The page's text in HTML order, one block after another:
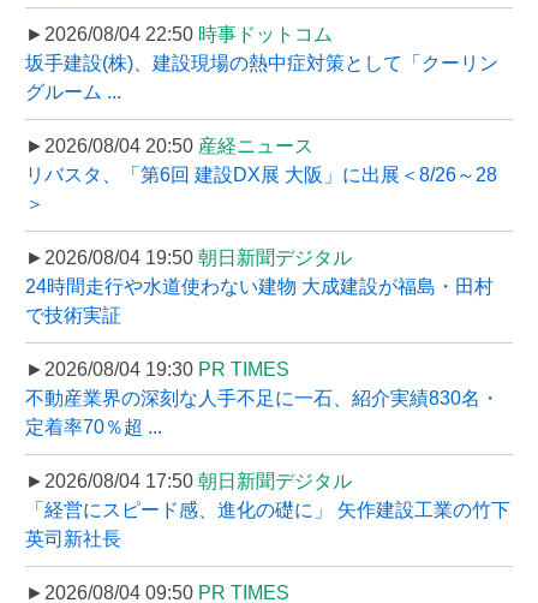
►2026/08/04 22:50 時事ドットコム
坂手建設(株)、建設現場の熱中症対策として「クーリン
グルーム ...
►2026/08/04 20:50 産経ニュース
リバスタ、「第6回 建設DX展 大阪」に出展＜8/26～28
＞
►2026/08/04 19:50 朝日新聞デジタル
24時間走行や水道使わない建物 大成建設が福島・田村
で技術実証
►2026/08/04 19:30 PR TIMES
不動産業界の深刻な人手不足に一石、紹介実績830名・
定着率70％超 ...
►2026/08/04 17:50 朝日新聞デジタル
「経営にスピード感、進化の礎に」 矢作建設工業の竹下
英司新社長
►2026/08/04 09:50 PR TIMES